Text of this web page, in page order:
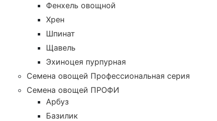
Фенхель овощной
Хрен
Шпинат
Щавель
Эхиноцея пурпурная
Семена овощей Профессиональная серия
Семена овощей ПРОФИ
Арбуз
Базилик